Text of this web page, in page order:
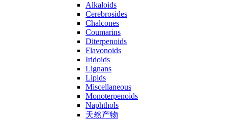
Alkaloids
Cerebrosides
Chalcones
Coumarins
Diterpenoids
Flavonoids
Iridoids
Lignans
Lipids
Miscellaneous
Monoterpenoids
Naphthols
天然产物